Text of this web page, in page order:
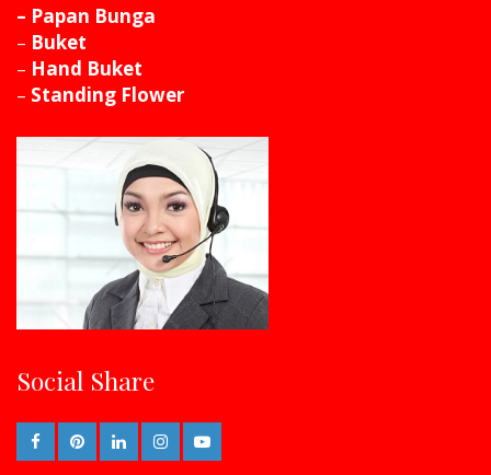
– Papan Bunga
– Buket
– Hand Buket
– Standing Flower
Social Share